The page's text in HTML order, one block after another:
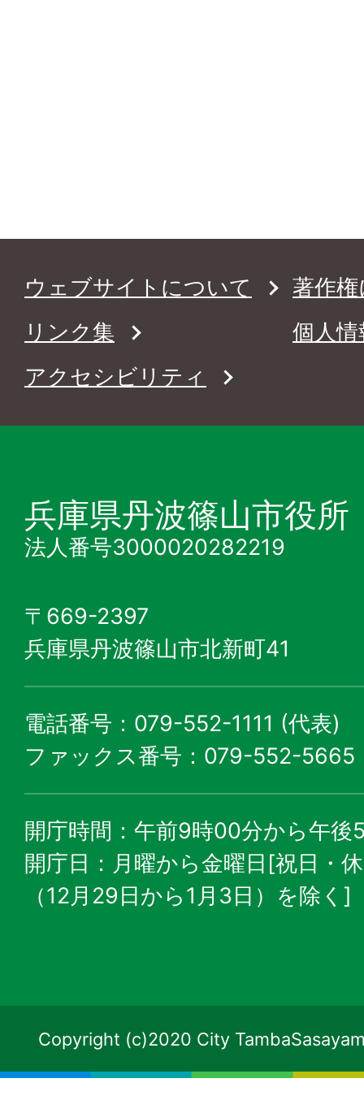
ウェブサイトについて
著作
リンク集
個人
アクセシビリティ
兵庫県丹波篠山市役所
法人番号3000020282219
〒669-2397
兵庫県丹波篠山市北新町41
電話番号：079-552-1111 (代表)
ファックス番号：079-552-5665
開庁時間：午前9時00分から午後
開庁日：月曜から金曜日[祝日・
（12月29日から1月3日）を除く]
Copyright (c)2020 City